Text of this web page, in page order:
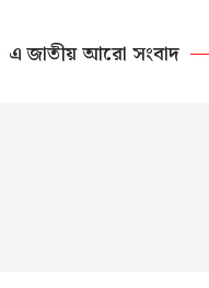
এ জাতীয় আরো সংবাদ